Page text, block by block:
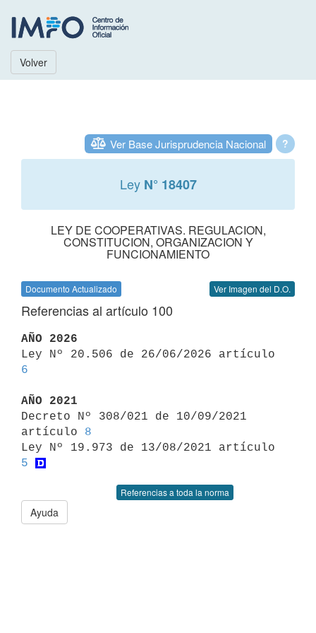
Volver
?
Ver Base Jurisprudencia Nacional
Ley N° 18407
LEY DE COOPERATIVAS. REGULACION,
CONSTITUCION, ORGANIZACION Y
FUNCIONAMIENTO
Documento Actualizado Ver Imagen del D.O.
Referencias al artículo 100
AÑO 2026
6
AÑO 2021
Decreto Nº 308/021 de 10/09/2021
artículo 8
5
Referencias a toda la norma
Ayuda